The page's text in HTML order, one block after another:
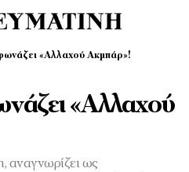
«Αλλαχού Ακμπάρ»!
«Αλλαχού
αναγνωρίζει ως